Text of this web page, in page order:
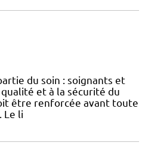
du soin : soignants et
et à la sécurité du
être renforcée avant toute
Le li